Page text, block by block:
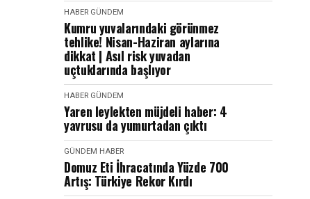
HABER GÜNDEM
Kumru yuvalarındaki görünmez
tehlike! Nisan-Haziran aylarına
dikkat | Asıl risk yuvadan
uçtuklarında başlıyor
HABER GÜNDEM
Yaren leylekten müjdeli haber: 4
yavrusu da yumurtadan çıktı
GÜNDEM HABER
Domuz Eti İhracatında Yüzde 700
Artış: Türkiye Rekor Kırdı